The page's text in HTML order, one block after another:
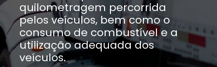
quilometragem percorrida
pelos veículos, bem como o
consumo de combustível e a
utilização adequada dos
veículos.